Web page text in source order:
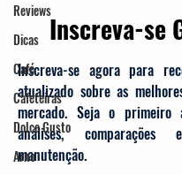
Reviews
Dicas
Café
Cafeteiras
Dolce Gusto
Arno
Inscreva-se
Inscreva-se agora para
atualizado sobre as
mercado. Seja o primeiro
análises,
manutenção.